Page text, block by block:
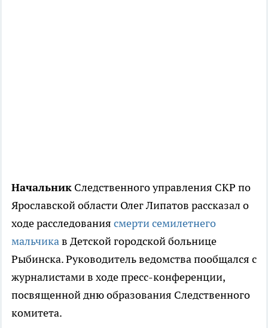
Начальник Следственного управления СКР по
Ярославской области Олег Липатов рассказал о
ходе расследования смерти семилетнего
мальчикав Детской городской больнице
Рыбинска. Руководитель ведомства пообщался с
журналистами в ходе пресс-конференции,
посвященной дню образования Следственного
комитета.